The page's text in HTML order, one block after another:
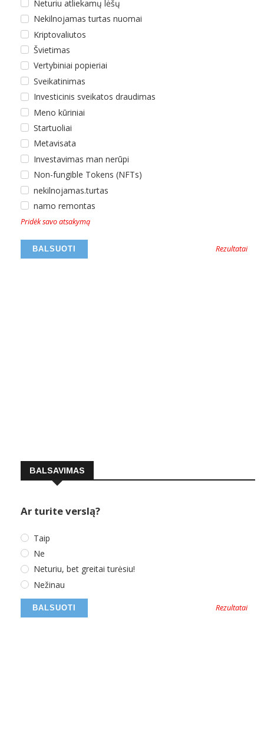
Neturiu atliekamų lėšų
Nekilnojamas turtas nuomai
Kriptovaliutos
Švietimas
Vertybiniai popieriai
Sveikatinimas
Investicinis sveikatos draudimas
Meno kūriniai
Startuoliai
Metavisata
Investavimas man nerūpi
Non-fungible Tokens (NFTs)
nekilnojamas.turtas
namo remontas
Pridėk savo atsakymą
Rezultatai
BALSAVIMAS
Ar turite verslą?
Taip
Ne
Neturiu, bet greitai turėsiu!
Nežinau
Rezultatai